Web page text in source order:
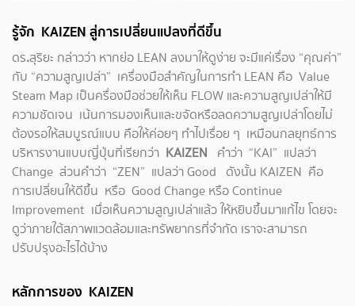
รู้จัก KAIZENสู่การเปลี่ยนแปลงที่ดีขึ้น
ดร.สุริยะ กล่าวว่า หากย่อ LEAN ลงมาให้ดูง่าย จะมีแค่เรื่อง “คุณค่า”
กับ “ความสูญเปล่า” เครื่องมือสำคัญในการทำ LEAN คือ Value
Steam Map เป็นครื่องมือช่วยให้เห็น FLOW และความสูญเปล่าให้มี
ความชัดเจน เน้นการมองเห็นและขจัดหรือลดความสูญเปล่าโดยไม่
ต้องรอให้สมบูรณ์แบบ คือให้ค่อยๆ ทำไปเรื่อย ๆ เหมือนกลยุทธ์การ
บริหารงานแบบญี่ปุ่นที่เรียกว่า KAIZEN คำว่า “KAI” แปลว่า
Change ส่วนคำว่า “ZEN” แปลว่า Good ดังนั้น KAIZEN คือ
การเปลี่ยนให้ดีขึ้น หรือ Good Change หรือ Continue
Improvement เมื่อเห็นความสูญเปล่าแล้ว ให้หยิบขึ้นมาแก้ไข โดยจะ
ดูว่าภายใต้สภาพแวดล้อมและทรัพยากรที่จำกัด เราจะสามารถ
ปรับปรุงอะไรได้บ้าง
หลักการของ KAIZEN